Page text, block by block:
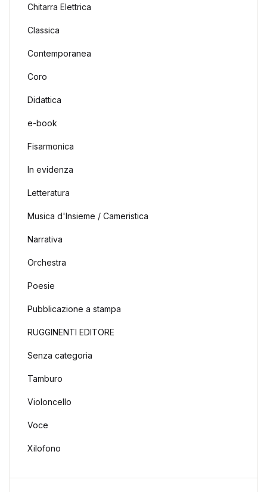
Chitarra Elettrica
Classica
Contemporanea
Coro
Didattica
e-book
Fisarmonica
In evidenza
Letteratura
Musica d'Insieme / Cameristica
Narrativa
Orchestra
Poesie
Pubblicazione a stampa
RUGGINENTI EDITORE
Senza categoria
Tamburo
Violoncello
Voce
Xilofono